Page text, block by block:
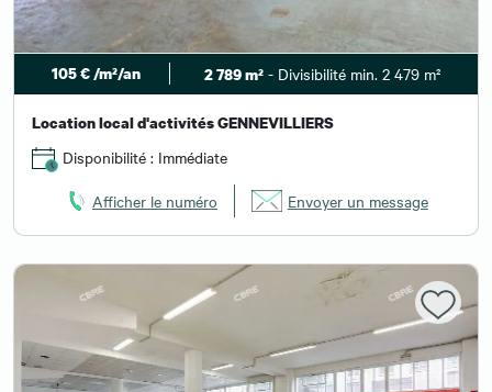
105 € /m²/an 2 789 m² - Divisibilité min. 2 479 m²
Location local d'activités GENNEVILLIERS
Disponibilité : Immédiate
Afficher le numéro Envoyer un message